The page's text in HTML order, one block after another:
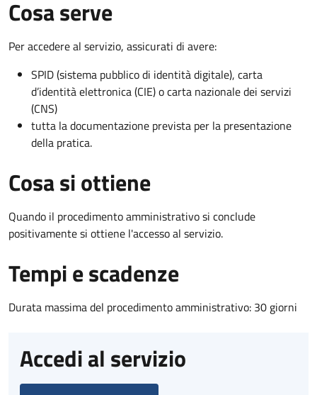
Cosa serve
Per accedere al servizio, assicurati di avere:
SPID (sistema pubblico di identità digitale), carta
d’identità elettronica (CIE) o carta nazionale dei servizi
(CNS)
tutta la documentazione prevista per la presentazione
della pratica.
Cosa si ottiene
Quando il procedimento amministrativo si conclude
positivamente si ottiene l'accesso al servizio.
Tempi e scadenze
Durata massima del procedimento amministrativo: 30 giorni
Accedi al servizio